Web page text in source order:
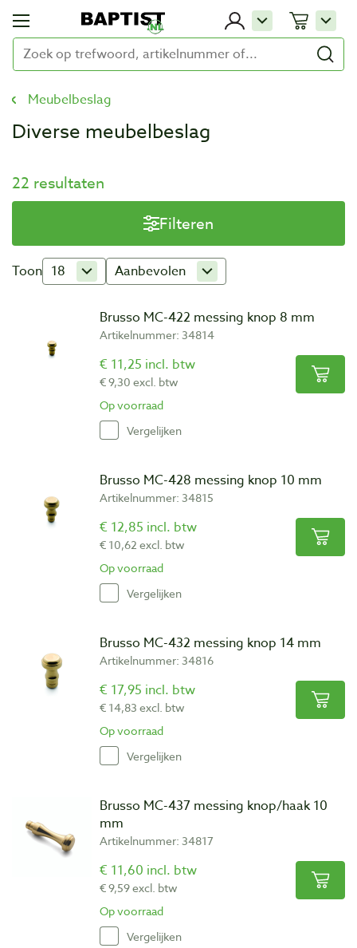
Meubelbeslag
Diverse meubelbeslag
22 resultaten
Filteren
Toon 18 Aanbevolen
Brusso MC-422 messing knop 8 mm
Artikelnummer: 34814
€ 11,25 incl. btw
€ 9,30 excl. btw
Op voorraad
Vergelijken
Brusso MC-428 messing knop 10 mm
Artikelnummer: 34815
€ 12,85 incl. btw
€ 10,62 excl. btw
Op voorraad
Vergelijken
Brusso MC-432 messing knop 14 mm
Artikelnummer: 34816
€ 17,95 incl. btw
€ 14,83 excl. btw
Op voorraad
Vergelijken
Brusso MC-437 messing knop/haak 10
mm
Artikelnummer: 34817
€ 11,60 incl. btw
€ 9,59 excl. btw
Op voorraad
Vergelijken